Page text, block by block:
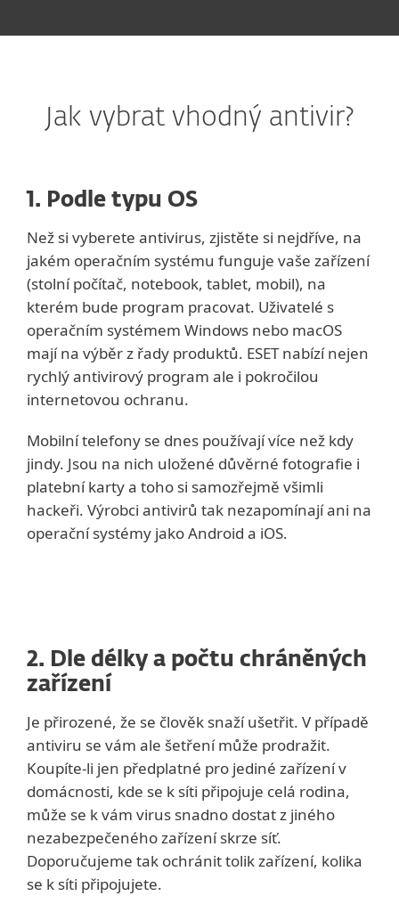
Jak vybrat vhodný antivir?
1. Podle typu OS
Než si vyberete antivirus, zjistěte si nejdříve, na
jakém operačním systému funguje vaše zařízení
(stolní počítač, notebook, tablet, mobil), na
kterém bude program pracovat. Uživatelé s
operačním systémem Windows nebo macOS
mají na výběr z řady produktů. ESET nabízí nejen
rychlý antivirový program ale i pokročilou
internetovou ochranu.
Mobilní telefony se dnes používají více než kdy
jindy. Jsou na nich uložené důvěrné fotografie i
platební karty a toho si samozřejmě všimli
hackeři. Výrobci antivirů tak nezapomínají ani na
operační systémy jako Android a iOS.
2. Dle délky a počtu chráněných
zařízení
Je přirozené, že se člověk snaží ušetřit. V případě
antiviru se vám ale šetření může prodražit.
Koupíte-li jen předplatné pro jediné zařízení v
domácnosti, kde se k síti připojuje celá rodina,
může se k vám virus snadno dostat z jiného
nezabezpečeného zařízení skrze síť.
Doporučujeme tak ochránit tolik zařízení, kolika
se k síti připojujete.